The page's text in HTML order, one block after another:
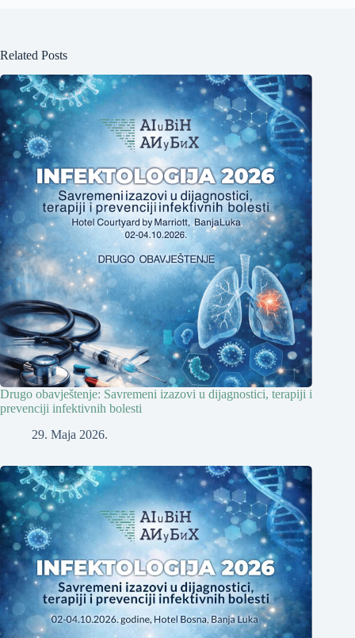
Related Posts
Drugo obavještenje: Savremeni izazovi u dijagnostici, terapiji i
prevenciji infektivnih bolesti
29. Maja 2026.